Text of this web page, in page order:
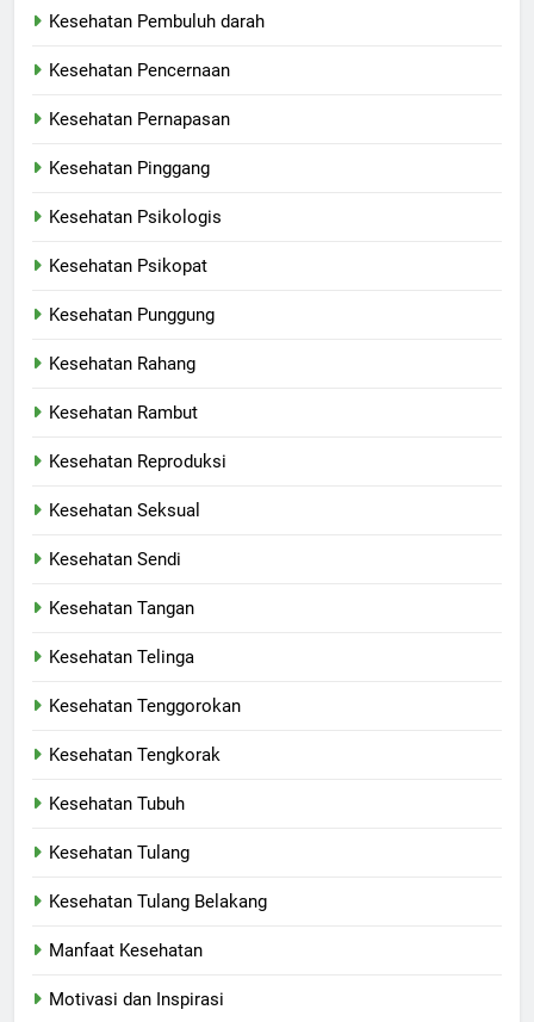
Kesehatan Pembuluh darah
Kesehatan Pencernaan
Kesehatan Pernapasan
Kesehatan Pinggang
Kesehatan Psikologis
Kesehatan Psikopat
Kesehatan Punggung
Kesehatan Rahang
Kesehatan Rambut
Kesehatan Reproduksi
Kesehatan Seksual
Kesehatan Sendi
Kesehatan Tangan
Kesehatan Telinga
Kesehatan Tenggorokan
Kesehatan Tengkorak
Kesehatan Tubuh
Kesehatan Tulang
Kesehatan Tulang Belakang
Manfaat Kesehatan
Motivasi dan Inspirasi